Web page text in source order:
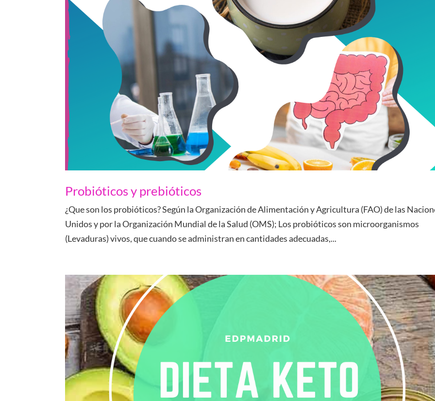
Probióticos y prebióticos
¿Que son los probióticos? Según la Organización de Alimentación y Agricultura (FAO) de las
Unidos y por la Organización Mundial de la Salud (OMS); Los probióticos son microorganismos
(Levaduras) vivos, que cuando se administran en cantidades adecuadas,...